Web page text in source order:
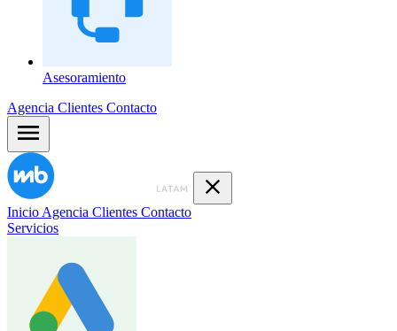
Asesoramiento
Agencia Clientes Contacto
Inicio Agencia Clientes Contacto
Servicios